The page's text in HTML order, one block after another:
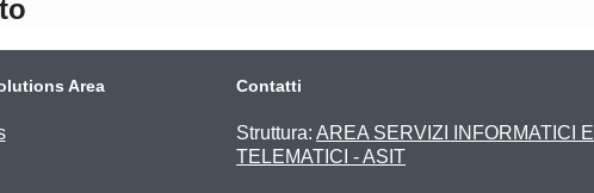
Area Contatti
Struttura:AREA SERVIZI INFORMATICI E
TELEMATICI - ASIT